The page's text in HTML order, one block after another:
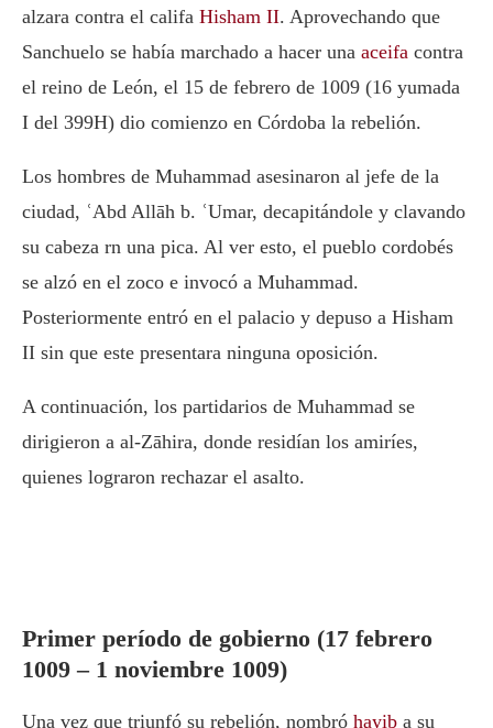
alzara contra el califa Hisham II. Aprovechando que
Sanchuelo se había marchado a hacer una aceifa contra
el reino de León, el 15 de febrero de 1009 (16 yumada
I del 399H) dio comienzo en Córdoba la rebelión.
Los hombres de Muhammad asesinaron al jefe de la
ciudad, ʿAbd Allāh b. ʿUmar, decapitándole y clavando
su cabeza rn una pica. Al ver esto, el pueblo cordobés
se alzó en el zoco e invocó a Muhammad.
Posteriormente entró en el palacio y depuso a Hisham
II sin que este presentara ninguna oposición.
A continuación, los partidarios de Muhammad se
dirigieron a al-Zāhira, donde residían los amiríes,
quienes lograron rechazar el asalto.
Primer período de gobierno (17 febrero
1009 – 1 noviembre 1009)
Una vez que triunfó su rebelión, nombró hayib a su